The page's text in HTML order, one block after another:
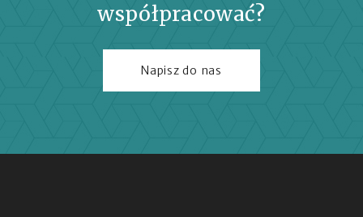
współpracować?
Napisz do nas